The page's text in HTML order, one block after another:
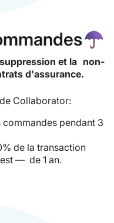
et la non-
d'assurance.
Collaborator:
commandes pendant 3
de la transaction
— de 1 an.